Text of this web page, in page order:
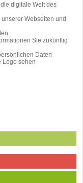
digitale Welt des
Webseiten und
Sie zukünftig
Daten
Logo sehen